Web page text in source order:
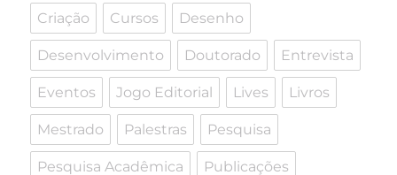
Criação Cursos Desenho
Desenvolvimento Doutorado Entrevista
Eventos Jogo Editorial Lives Livros
Mestrado Palestras Pesquisa
Pesquisa Acadêmica Publicações